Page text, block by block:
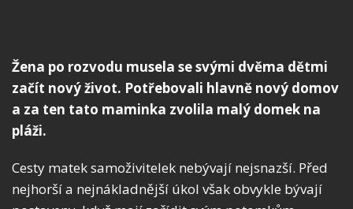
Žena po rozvodu musela se svými dvěma dětmi
začít nový život. Potřebovali hlavně nový domov
a za ten tato maminka zvolila malý domek na
pláži.
Cesty matek samoživitelek nebývají nejsnazší. Před
nejhorší a nejnákladnější úkol však obvykle bývají